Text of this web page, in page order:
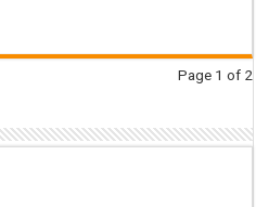
Page 1 of 2